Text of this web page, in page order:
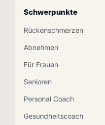
Schwerpunkte
Rückenschmerzen
Abnehmen
Für Frauen
Senioren
Personal Coach
Gesundheitscoach